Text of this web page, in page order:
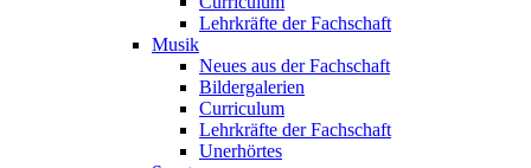
Lehrkräfte der Fachschaft
Musik
Neues aus der Fachschaft
Bildergalerien
Curriculum
Lehrkräfte der Fachschaft
Unerhörtes